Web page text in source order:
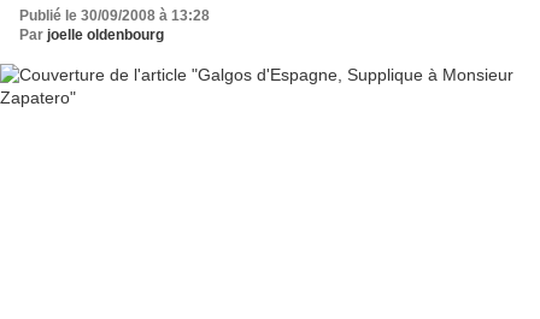
Publié le 30/09/2008 à 13:28
Par joelle oldenbourg